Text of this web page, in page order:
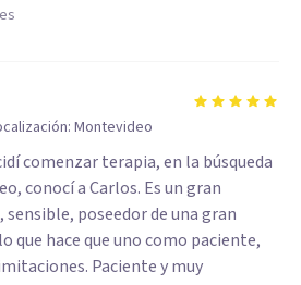
Montevideo
comenzar terapia, en la búsqueda
conocí a Carlos. Es un gran
poseedor de una gran
que hace que uno como paciente,
Paciente y muy